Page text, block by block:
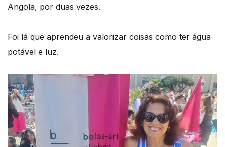
Angola, por duas vezes.
Foi lá que aprendeu a valorizar coisas como ter água
potável e luz.